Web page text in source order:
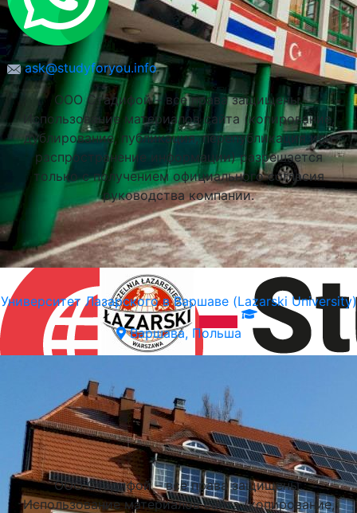
Университет Лазарского в Варшаве (Lazarski University)
Варшава, Польша
ask@studyforyou.info
ООО Стадифой – все права защищены.
Использование материалов сайта (копирование,
дублирование, публикация, перепубликация или
распространение информации) разрешается
только с получением официального согласия
руководства компании.
Подобрать университет
ООО Стадифой – все права защищены.
Использование материалов сайта (копирование,